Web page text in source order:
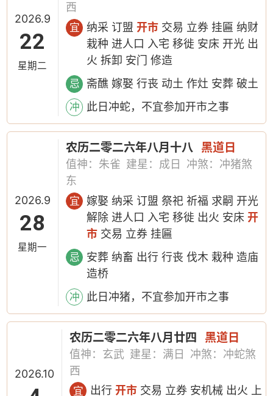
2026.9
22
星期二
西
宜 纳采 订盟开市 交易 立券 挂匾 纳财
栽种 进人口 入宅 移徙 安床 开光 出
火 拆卸 安门 修造
忌 斋醮 嫁娶 行丧 动土 作灶 安葬 破土
冲 此日冲蛇，不宜参加开市之事
2026.9
28
星期一
农历二零二六年八月十八 黑道日
值神：朱雀 建星：成日
冲煞：冲猪煞
东
宜
嫁娶 纳采 订盟 祭祀 祈福 求嗣 开光
解除 进人口 入宅 移徙 出火 安床开
市 交易 立券 挂匾
忌
安葬 纳畜 出行 行丧 伐木 栽种 造庙
造桥
冲 此日冲猪，不宜参加开市之事
2026.10
农历二零二六年八月廿四 黑道日
值神：玄武 建星：满日
冲煞：冲蛇煞
西
宜 出行开市 交易 立券 安机械 出火 上